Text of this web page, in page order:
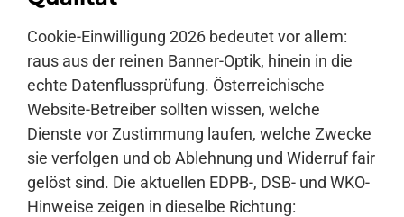
Cookie-Einwilligung 2026 bedeutet vor allem:
raus aus der reinen Banner-Optik, hinein in die
echte Datenflussprüfung. Österreichische
Website-Betreiber sollten wissen, welche
Dienste vor Zustimmung laufen, welche Zwecke
sie verfolgen und ob Ablehnung und Widerruf fair
gelöst sind. Die aktuellen EDPB-, DSB- und WKO-
Hinweise zeigen in dieselbe Richtung: